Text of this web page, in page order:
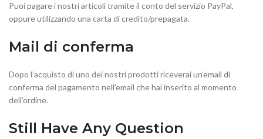
Puoi pagare i nostri articoli tramite il conto del servizio PayPal,
oppure utilizzando una carta di credito/prepagata.
Mail di conferma
Dopo l’acquisto di uno dei nostri prodotti riceverai un’email di
conferma del pagamento nell’email che hai inserito al momento
dell’ordine.
Still Have Any Question